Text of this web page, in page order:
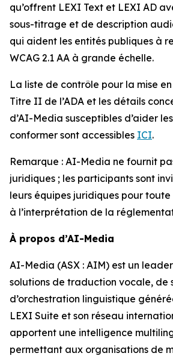
qu’offrent LEXI Text et LEXI AD
sous-titrage et de description
qui aident les entités publiques à
WCAG 2.1 AA à grande échelle.
La liste de contrôle pour la mise
Titre II de l’ADA et les détails
d’AI-Media susceptibles d’aider
conformer sont accessibles ICI.
Remarque : AI-Media ne fournit
juridiques ; les participants sont
leurs équipes juridiques pour
à l’interprétation de la
À propos d’AI-Media
AI-Media (ASX : AIM) est un
solutions de traduction vocale, de
d’orchestration linguistique
LEXI Suite et son réseau
apportent une intelligence
permettant aux organisations de